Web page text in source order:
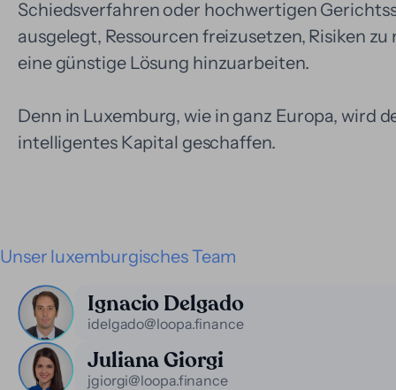
Schiedsverfahren oder hochwertigen
ausgelegt, Ressourcen freizusetzen, Risiken
eine günstige Lösung hinzuarbeiten.
Denn in Luxemburg, wie in ganz Europa, wird
intelligentes Kapital geschaffen.
Unser luxemburgisches Team
Ignacio Delgado
idelgado@loopa.finance
Juliana Giorgi
jgiorgi@loopa.finance